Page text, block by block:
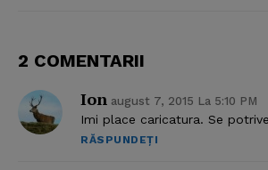
My account
2 COMENTARII
Ion august 7, 2015 La 5:10 PM
Imi place caricatura. Se
RĂSPUNDEȚI